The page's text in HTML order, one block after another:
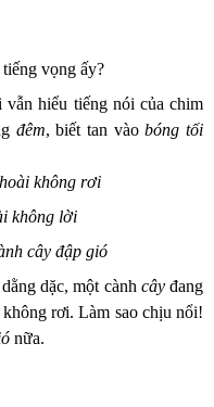
vọng ấy?
hiểu tiếng nói của chim
đêm, biết tan vàobóng tối
không rơi
không lời
cây đập gió
dặc, một cành câyđang
rơi. Làm sao chịu nổi!
nữa.